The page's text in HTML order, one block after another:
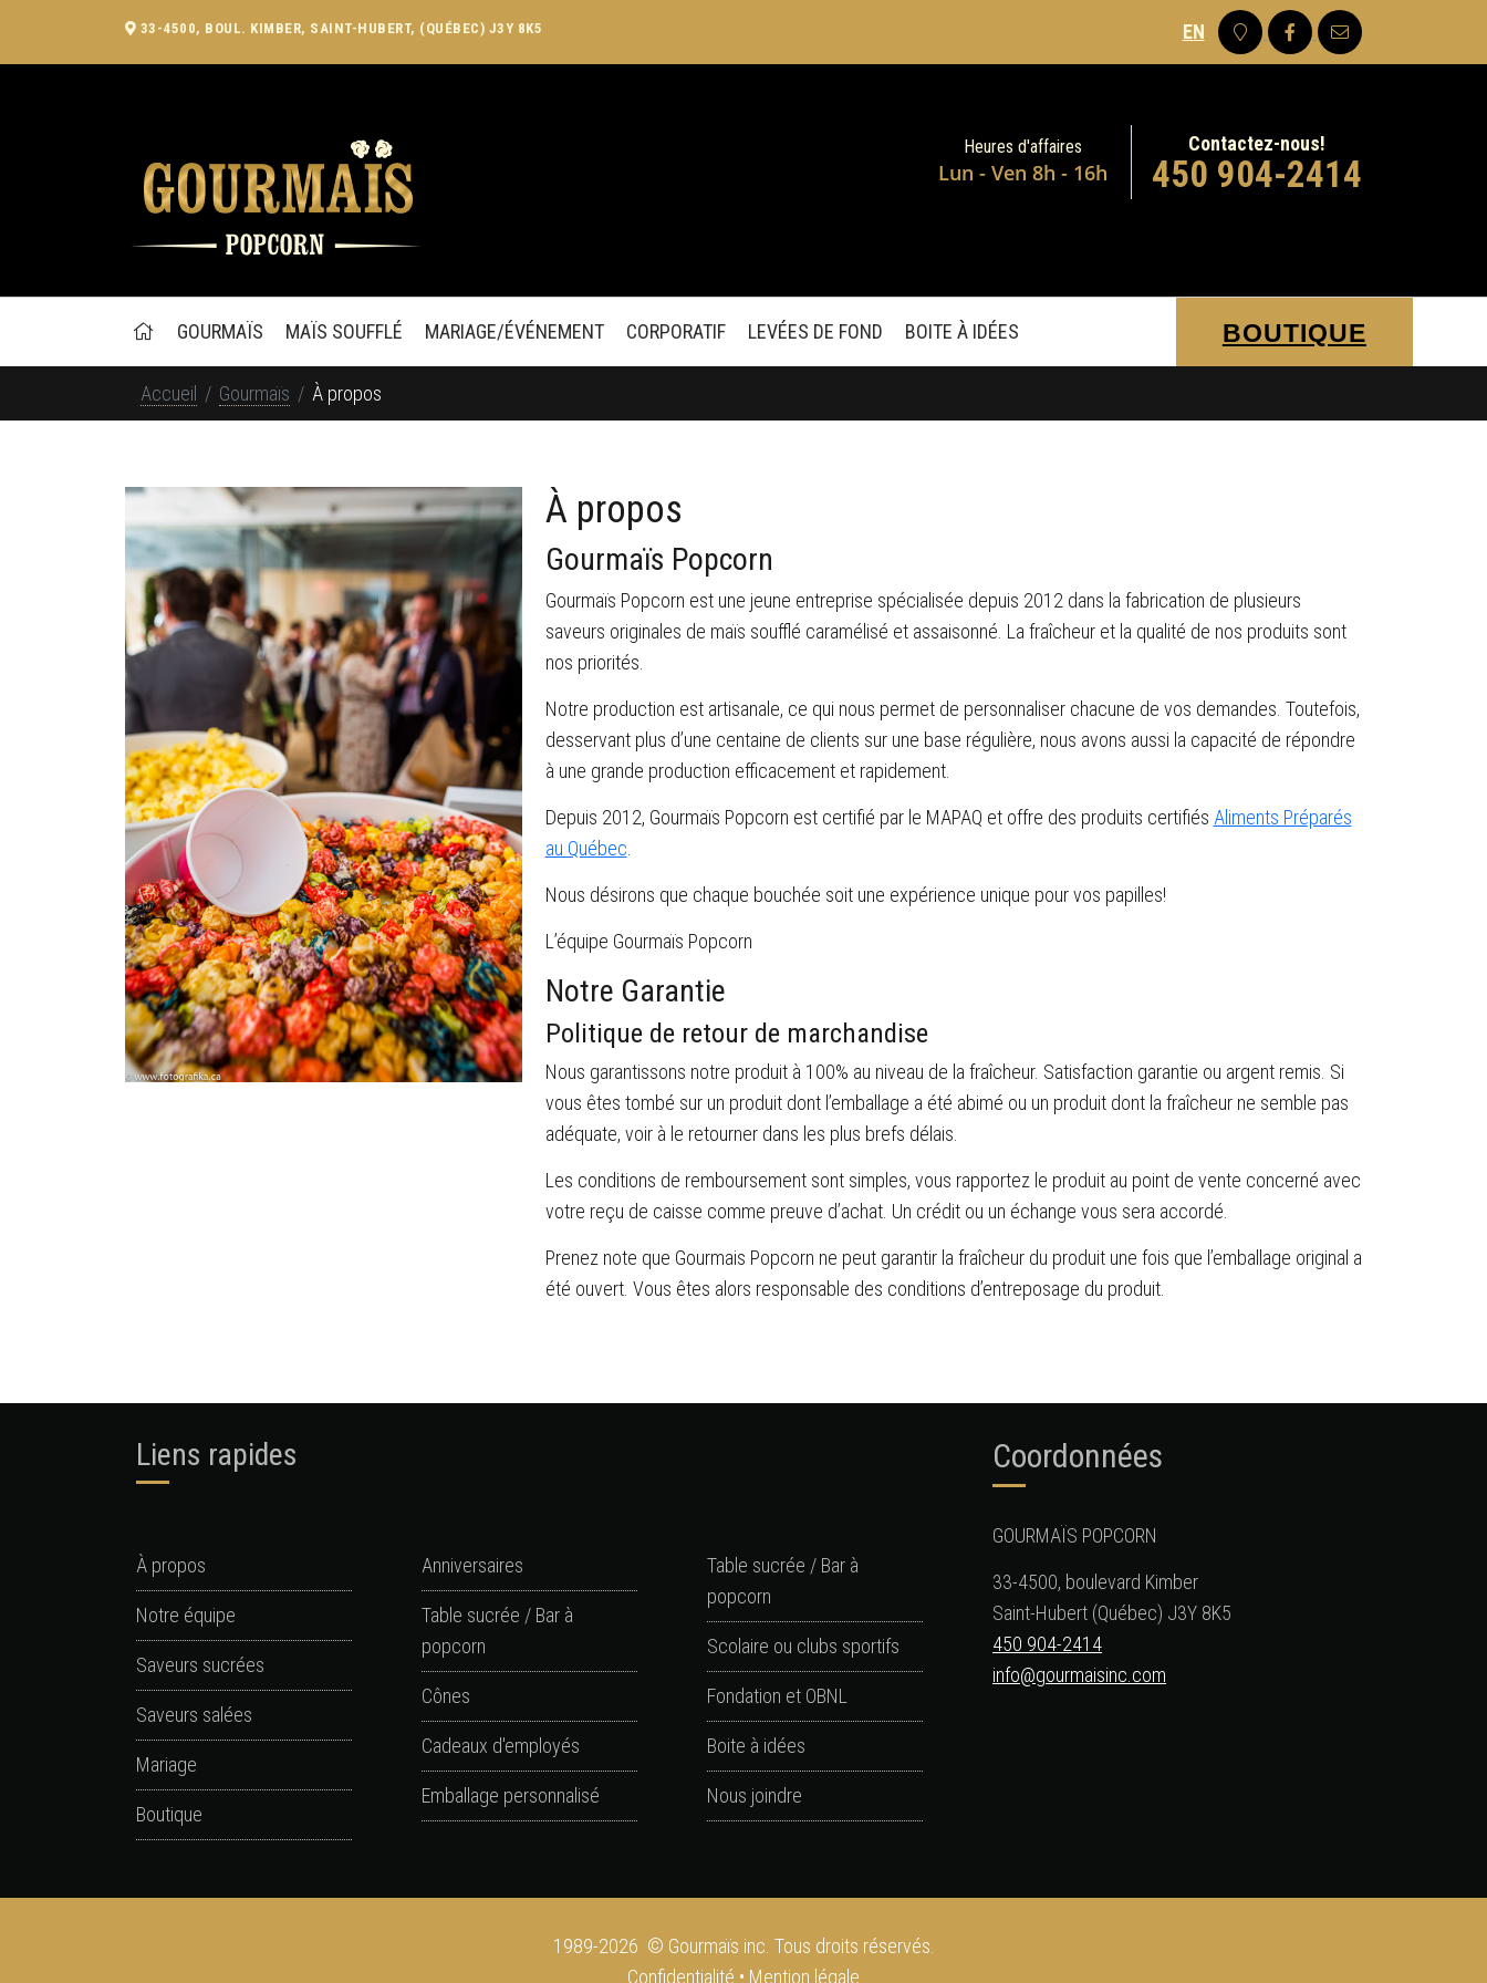
33-4500, BOUL. KIMBER, SAINT-HUBERT, (QUÉBEC) J3Y 8K5 EN
Heures d'affaires
Lun - Ven 8h - 16h
Contactez-nous!
450 904-2414
GOURMAÏS MAÏS SOUFFLÉ MARIAGE/ÉVÉNEMENT CORPORATIF LEVÉES DE FOND BOITE À IDÉES BOUTIQUE
Accueil Gourmaïs À propos
À propos
Gourmaïs Popcorn
Gourmaïs Popcorn est une jeune entreprise spécialisée depuis 2012 dans la fabrication de plusieurs
saveurs originales de maïs soufflé caramélisé et assaisonné. La fraîcheur et la qualité de nos produits sont
nos priorités.
Notre production est artisanale, ce qui nous permet de personnaliser chacune de vos demandes. Toutefois,
desservant plus d’une centaine de clients sur une base régulière, nous avons aussi la capacité de répondre
à une grande production efficacement et rapidement.
Depuis 2012, Gourmaïs Popcorn est certifié par le MAPAQ et offre des produits certifiés Aliments Préparés
au Québec
Nous désirons que chaque bouchée soit une expérience unique pour vos papilles!
L’équipe Gourmaïs Popcorn
Notre Garantie
Politique de retour de marchandise
Nous garantissons notre produit à 100% au niveau de la fraîcheur. Satisfaction garantie ou argent remis. Si
vous êtes tombé sur un produit dont l’emballage a été abimé ou un produit dont la fraîcheur ne semble pas
adéquate, voir à le retourner dans les plus brefs délais.
Les conditions de remboursement sont simples, vous rapportez le produit au point de vente concerné avec
votre reçu de caisse comme preuve d’achat. Un crédit ou un échange vous sera accordé.
Prenez note que Gourmais Popcorn ne peut garantir la fraîcheur du produit une fois que l’emballage original a
été ouvert. Vous êtes alors responsable des conditions d’entreposage du produit.
Liens rapides
À propos
Notre équipe
Saveurs sucrées
Saveurs salées
Mariage
Boutique
Anniversaires
Table sucrée / Bar à
popcorn
Cônes
Cadeaux d'employés
Emballage personnalisé
Table sucrée / Bar à
popcorn
Scolaire ou clubs sportifs
Fondation et OBNL
Boite à idées
Nous joindre
Coordonnées
GOURMAÏS POPCORN
33-4500, boulevard Kimber
Saint-Hubert (Québec) J3Y 8K5
450 904-2414
info@gourmaisinc.com
1989-2026 © Gourmaïs inc. Tous droits réservés.
Confidentialité • Mention légale